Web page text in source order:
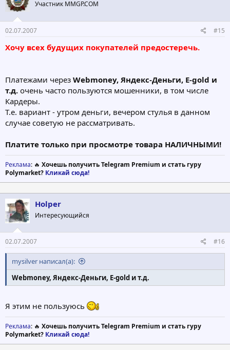
Участник MMGP.COM
02.07.2007 #15
Хочу всех будущих покупателей предостеречь.
Платежами через Webmoney, Яндекс-Деньги, E-gold и
т.д. очень часто пользуются мошенники, в том числе
Кардеры.
Т.е. вариант - утром деньги, вечером стулья в данном
случае советую не рассматривать.
Платите только при просмотре товара НАЛИЧНЫМИ!
Реклама: 🔥 Хочешь получить Telegram Premium и стать гуру
Polymarket? Кликай сюда!
Holper
Интересующийся
02.07.2007 #16
mysilver написал(а):
Webmoney, Яндекс-Деньги, E-gold и т.д.
Я этим не пользуюсь
Реклама: 🔥 Хочешь получить Telegram Premium и стать гуру
Polymarket? Кликай сюда!